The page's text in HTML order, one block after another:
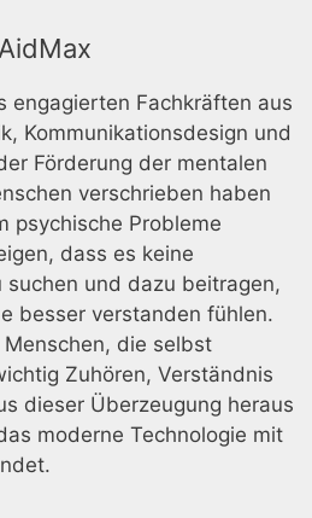
engagierten Fachkräften aus
Kommunikationsdesign und
Förderung der mentalen
verschrieben haben
psychische Probleme
dass es keine
suchen und dazu beitragen,
besser verstanden fühlen.
die selbst
Zuhören, Verständnis
dieser Überzeugung heraus
moderne Technologie mit